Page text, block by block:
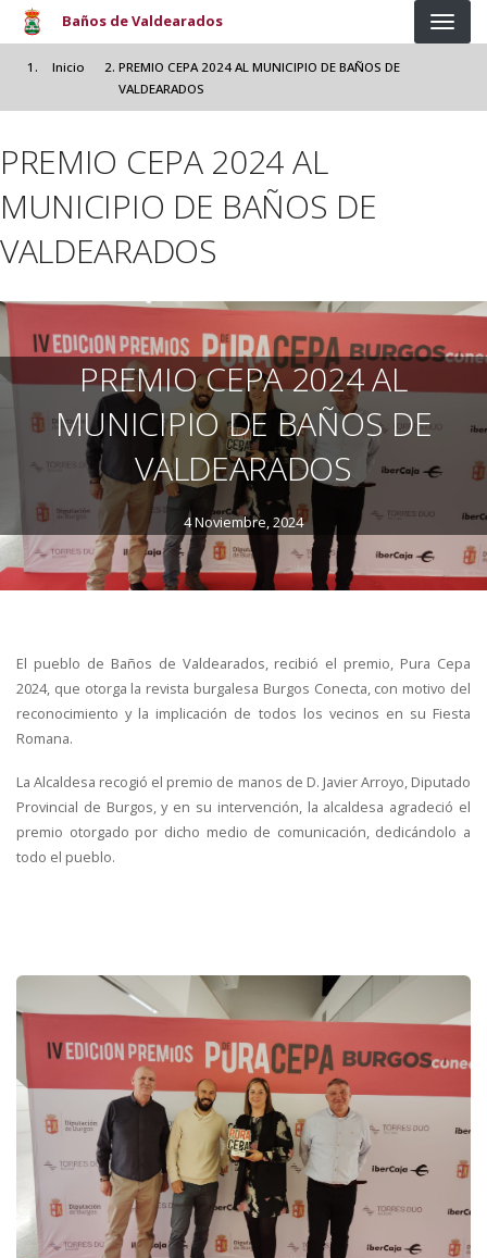
Pasar al contenido principal
Baños de Valdearados
Inicio
PREMIO CEPA 2024 AL MUNICIPIO DE BAÑOS DE
VALDEARADOS
PREMIO CEPA 2024 AL
MUNICIPIO DE BAÑOS DE
VALDEARADOS
PREMIO CEPA 2024 AL
MUNICIPIO DE BAÑOS DE
VALDEARADOS
4 Noviembre, 2024
El pueblo de Baños de Valdearados, recibió el premio, Pura Cepa
2024, que otorga la revista burgalesa Burgos Conecta, con motivo del
reconocimiento y la implicación de todos los vecinos en su Fiesta
Romana.
La Alcaldesa recogió el premio de manos de D. Javier Arroyo, Diputado
Provincial de Burgos, y en su intervención, la alcaldesa agradeció el
premio otorgado por dicho medio de comunicación, dedicándolo a
todo el pueblo.